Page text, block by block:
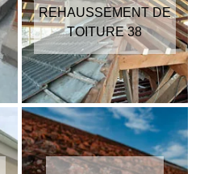
REHAUSSEMENT DE
TOITURE 38